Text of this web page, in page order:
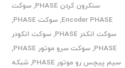
سنکرون کردن PHASE
,سوکت
Encoder PHASE
,سوکت PHASE
,
سوکت انکدر PHASE
,سوکت انکودر
PHASE
,سوکت سرو موتور PHASE
,
سیم پیچس رو موتور PHASE
,شبکه